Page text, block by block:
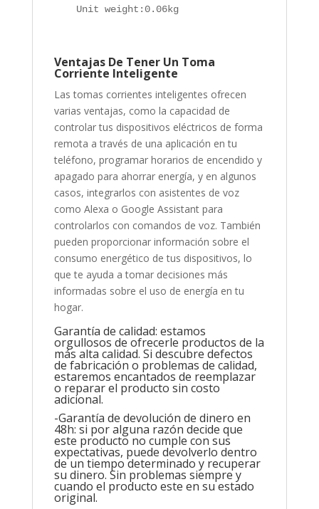
Unit weight:0.06kg
Ventajas De Tener Un Toma
Corriente Inteligente
Las tomas corrientes inteligentes ofrecen
varias ventajas, como la capacidad de
controlar tus dispositivos eléctricos de forma
remota a través de una aplicación en tu
teléfono, programar horarios de encendido y
apagado para ahorrar energía, y en algunos
casos, integrarlos con asistentes de voz
como Alexa o Google Assistant para
controlarlos con comandos de voz. También
pueden proporcionar información sobre el
consumo energético de tus dispositivos, lo
que te ayuda a tomar decisiones más
informadas sobre el uso de energía en tu
hogar.
Garantía de calidad: estamos
orgullosos de ofrecerle productos de la
más alta calidad. Si descubre defectos
de fabricación o problemas de calidad,
estaremos encantados de reemplazar
o reparar el producto sin costo
adicional.
-Garantía de devolución de dinero en
48h: si por alguna razón decide que
este producto no cumple con sus
expectativas, puede devolverlo dentro
de un tiempo determinado y recuperar
su dinero. Sin problemas siempre y
cuando el producto este en su estado
original.